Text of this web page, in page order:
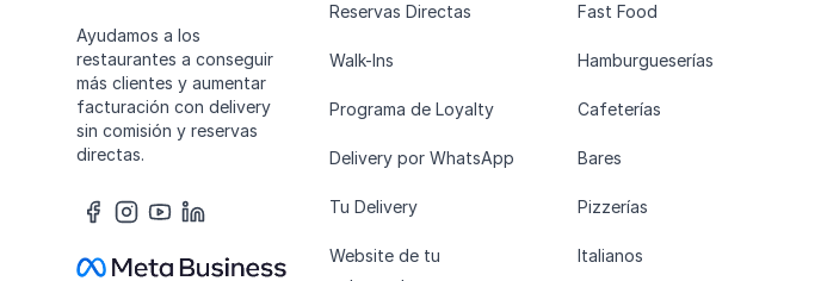
Ayudamos a los
restaurantes a conseguir
más clientes y aumentar
facturación con delivery
sin comisión y reservas
directas.
Reservas Directas
Walk-Ins
Programa de Loyalty
Delivery por WhatsApp
Tu Delivery
Website de tu
Fast Food
Hamburgueserías
Cafeterías
Bares
Pizzerías
Italianos